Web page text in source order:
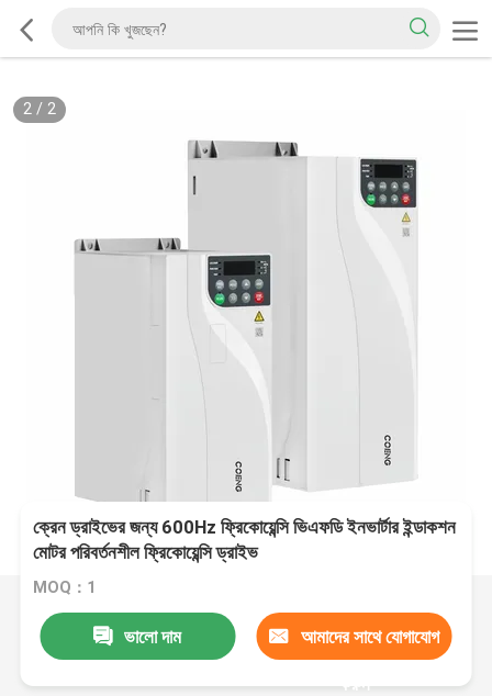
2/ 2
ক্রেন ড্রাইভের জন্য 600Hz ফ্রিকোয়েন্সি ভিএফডি ইনভার্টার ইন্ডাকশন
মোটর পরিবর্তনশীল ফ্রিকোয়েন্সি ড্রাইভ
MOQ：1
ভালো দাম আমাদের সাথে যোগাযোগ
করুন